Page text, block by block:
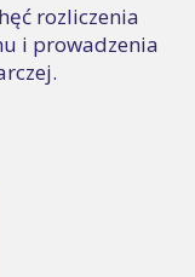
rozliczenia
i prowadzenia